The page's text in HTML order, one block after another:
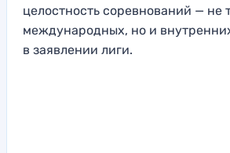
целостность соревнований — не
международных, но и
в заявлении лиги.